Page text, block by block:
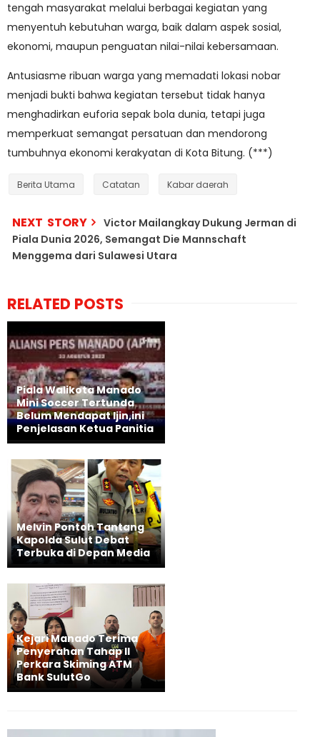
tengah masyarakat melalui berbagai kegiatan yang
menyentuh kebutuhan warga, baik dalam aspek sosial,
ekonomi, maupun penguatan nilai-nilai kebersamaan.
Antusiasme ribuan warga yang memadati lokasi nobar
menjadi bukti bahwa kegiatan tersebut tidak hanya
menghadirkan euforia sepak bola dunia, tetapi juga
memperkuat semangat persatuan dan mendorong
tumbuhnya ekonomi kerakyatan di Kota Bitung. (***)
Berita Utama Catatan Kabar daerah
NEXT STORY
Victor Mailangkay Dukung Jerman di
Piala Dunia 2026, Semangat Die Mannschaft
Menggema dari Sulawesi Utara
RELATED POSTS
Piala Walikota Manado
Mini Soccer Tertunda
Belum Mendapat Ijin,ini
Penjelasan Ketua Panitia
Melvin Pontoh Tantang
Kapolda Sulut Debat
Terbuka di Depan Media
Kejari Manado Terima
Penyerahan Tahap II
Perkara Skiming ATM
Bank SulutGo